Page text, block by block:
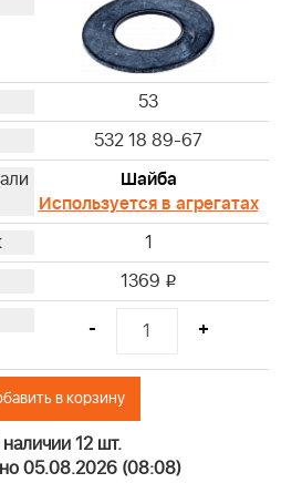
53
532 18 89-67
Шайба
Используется в агрегатах
1
1369 i
- +
в корзину
12 шт.
05.08.2026 (08:08)